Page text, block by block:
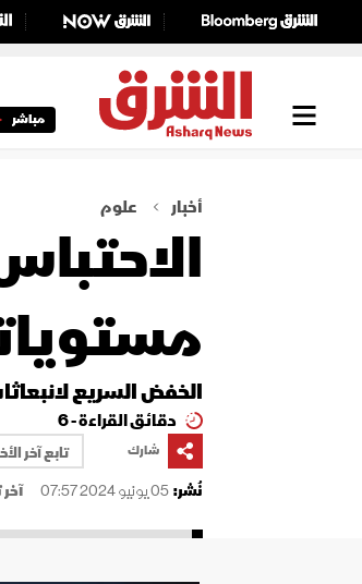
مباشر
أخبار علوم
الخفض السريع
دقائق القراءة - 6
شارك
تابع آخر
نُشر:05 يونيو 2024 07:57